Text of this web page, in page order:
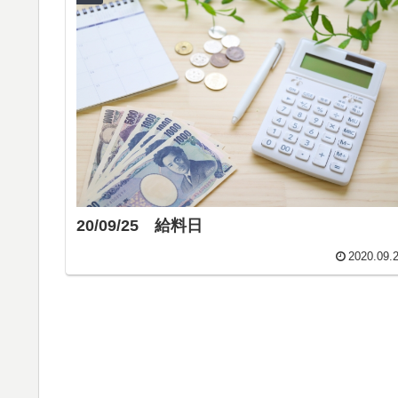
20/09/25 給料日